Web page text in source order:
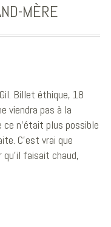
MÈRE
Billet éthique, 18
viendra pas à la
ce n’était plus possible
C’est vrai que
qu’il faisait chaud,